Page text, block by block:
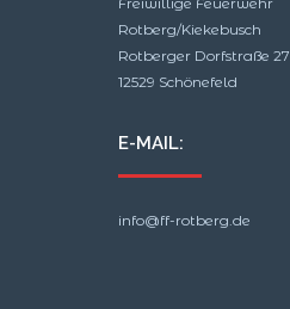
Rotberg/Kiekebusch
Rotberger Dorfstraße 27
12529 Schönefeld
E-MAIL:
info@ff-rotberg.de